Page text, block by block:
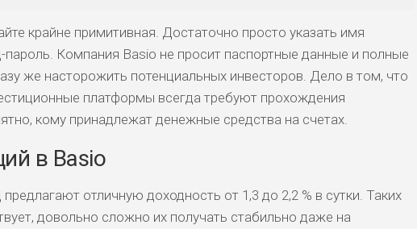
НИЗКИЕ НИЗКИЙ НИЗКИЙ 2 ОБЗОР
НИЗКИЕ
СРЕДНИ
НИЗКИЙ 0 ОБЗОР
крайне примитивная. Достаточно просто указать имя
пароль. Компания Basio не просит паспортные данные и полные
же насторожить потенциальных инвесторов. Дело в том, что
платформы всегда требуют прохождения
кому принадлежат денежные средства на счетах.
в Basio
отличную доходность от 1,3 до 2,2 % в сутки. Таких
довольно сложно их получать стабильно даже на